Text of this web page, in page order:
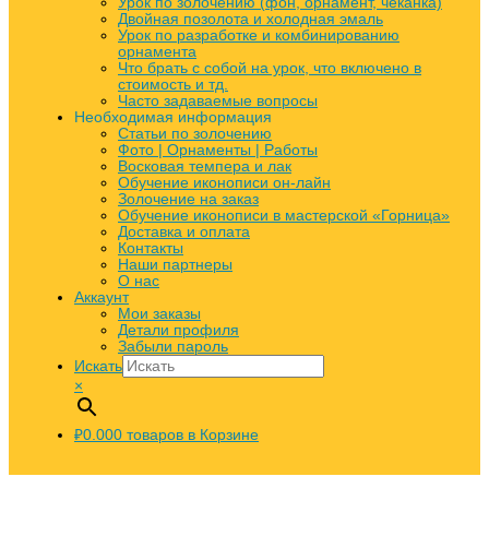
Двойная позолота и холодная эмаль
Урок по разработке и комбинированию
орнамента
Что брать с собой на урок, что включено в
стоимость и тд.
Часто задаваемые вопросы
Необходимая информация
Статьи по золочению
Фото | Орнаменты | Работы
Восковая темпера и лак
Обучение иконописи он-лайн
Золочение на заказ
Обучение иконописи в мастерской «Горница»
Доставка и оплата
Контакты
Наши партнеры
О нас
Аккаунт
Мои заказы
Детали профиля
Забыли пароль
Искать
×
₽0.000 товаров в Корзине